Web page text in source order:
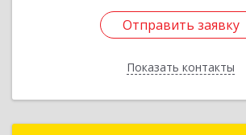
Отправить заявку
Показать контакты
Отправить заявку
Назад